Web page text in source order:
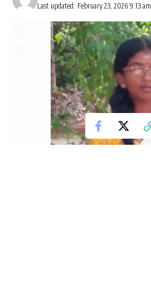
Last updated: February 23, 2026 9:13 am